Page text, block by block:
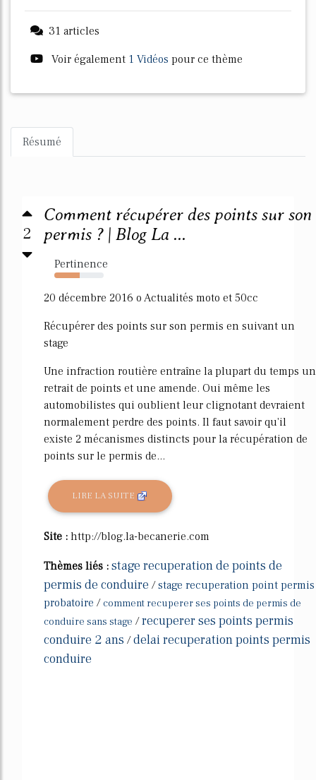
31 articles
Voir également 1 Vidéos pour ce thème
Résumé
2
Comment récupérer des points sur son
permis ? | Blog La ...
Pertinence
51%
20 décembre 2016 o Actualités moto et 50cc
Récupérer des points sur son permis en suivant un
stage
Une infraction routière entraîne la plupart du temps un
retrait de points et une amende. Oui même les
automobilistes qui oublient leur clignotant devraient
normalement perdre des points. Il faut savoir qu'il
existe 2 mécanismes distincts pour la récupération de
points sur le permis de...
LIRE LA SUITE
Site : http://blog.la-becanerie.com
Thèmes liés : stage recuperation de points de
permis de conduire /stage recuperation point permis
probatoire / comment recuperer ses points de permis de
conduire sans stage /recuperer ses points permis
conduire 2 ans /delai recuperation points permis
conduire